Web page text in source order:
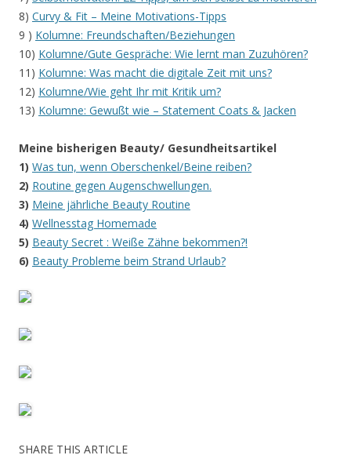
8) Curvy & Fit – Meine Motivations-Tipps
9 ) Kolumne: Freundschaften/Beziehungen
10) Kolumne/Gute Gespräche: Wie lernt man Zuzuhören?
11) Kolumne: Was macht die digitale Zeit mit uns?
12) Kolumne/Wie geht Ihr mit Kritik um?
13) Kolumne: Gewußt wie – Statement Coats & Jacken
Meine bisherigen Beauty/ Gesundheitsartikel
1) Was tun, wenn Oberschenkel/Beine reiben?
2) Routine gegen Augenschwellungen.
3) Meine jährliche Beauty Routine
4) Wellnesstag Homemade
5) Beauty Secret : Weiße Zähne bekommen?!
6) Beauty Probleme beim Strand Urlaub?
SHARE THIS ARTICLE